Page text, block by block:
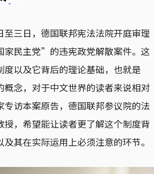
至三日，德国联邦宪法法院开庭审理
民主党”的违宪政党解散案件。这
度以及它背后的理论基础，也就是
念，对于中文世界的读者来说相对
专访本案原告，德国联邦参议院的法
授，希望能让读者更了解这个制度背
其在实际运用上必须注意的环节。